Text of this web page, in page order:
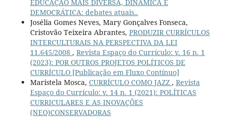
EDUCAÇÃO MAIS DIVERSA, DINÂMICA E
DEMOCRÁTICA: debates atuais..
Josélia Gomes Neves, Mary Gonçalves Fonseca,
Cristovão Teixeira Abrantes, PRODUZIR CURRÍCULOS
INTERCULTURAIS NA PERSPECTIVA DA LEI
11.645/2008 , Revista Espaço do Currículo: v. 16 n. 1
(2023): POR OUTROS PROJETOS POLÍTICOS DE
CURRÍCULO [Publicação em Fluxo Contínuo]
Maristela Mosca, CURRÍCULO COMO JAZZ , Revista
Espaço do Currículo: v. 14 n. 1 (2021): POLÍTICAS
CURRICULARES E AS INOVAÇÕES
(NEO)CONSERVADORAS